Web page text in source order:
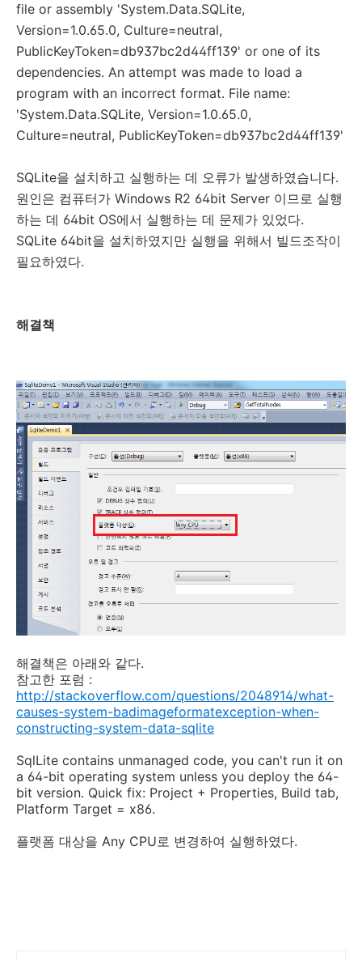
file or assembly 'System.Data.SQLite,
Version=1.0.65.0, Culture=neutral,
PublicKeyToken=db937bc2d44ff139' or one of its
dependencies. An attempt was made to load a
program with an incorrect format. File name:
'System.Data.SQLite, Version=1.0.65.0,
Culture=neutral, PublicKeyToken=db937bc2d44ff139'
SQLite을 설치하고 실행하는 데 오류가 발생하였습니다.
원인은 컴퓨터가 Windows R2 64bit Server 이므로 실행
하는 데 64bit OS에서 실행하는 데 문제가 있었다.
SQLite 64bit을 설치하였지만 실행을 위해서 빌드조작이
필요하였다.
해결책
해결책은 아래와 같다.
참고한 포럼 :
http://stackoverflow.com/questions/2048914/what-
causes-system-badimageformatexception-when-
constructing-system-data-sqlite
SqlLite contains unmanaged code, you can't run it on
a 64-bit operating system unless you deploy the 64-
bit version. Quick fix: Project + Properties, Build tab,
Platform Target = x86.
플랫폼 대상을 Any CPU로 변경하여 실행하였다.